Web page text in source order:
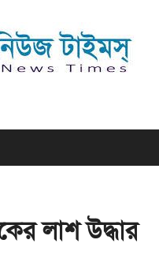
| Sylhet
লাশ উদ্ধার